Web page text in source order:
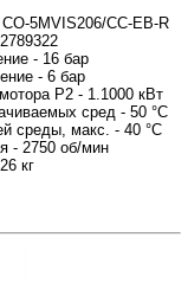
5MVIS206/CC-EB-R
- 16 бар
- 6 бар
P2 - 1.1000 кВт
сред - 50 °C
среды, макс. - 40 °C
- 2750 об/мин
кг